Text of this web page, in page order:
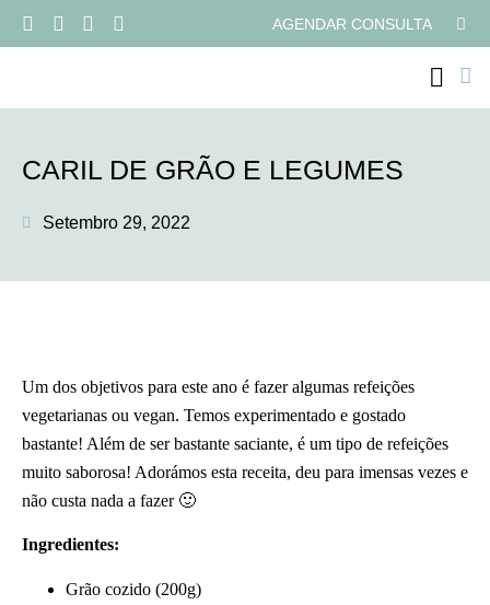
AGENDAR CONSULTA
CARIL DE GRÃO E LEGUMES
Setembro 29, 2022
Um dos objetivos para este ano é fazer algumas refeições
vegetarianas ou vegan. Temos experimentado e gostado
bastante! Além de ser bastante saciante, é um tipo de refeições
muito saborosa! Adorámos esta receita, deu para imensas vezes e
não custa nada a fazer 🙂
Ingredientes:
Grão cozido (200g)